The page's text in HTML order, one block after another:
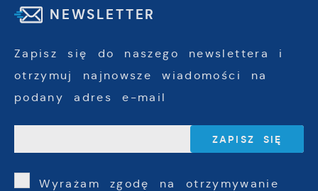
NEWSLETTER
Zapisz się do naszego newslettera i
otrzymuj najnowsze wiadomości na
podany adres e-mail
Wyrażam zgodę na otrzymywanie